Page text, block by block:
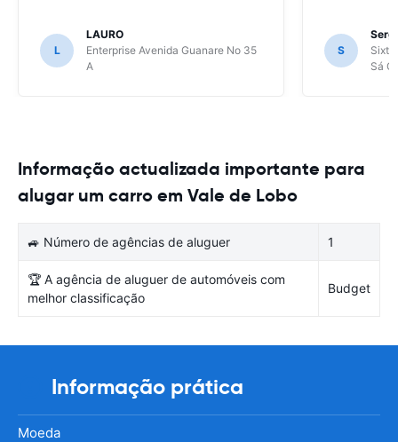
L
LAURO
Enterprise Avenida Guanare No 35
A
S
Sixt
Sá
Informação actualizada importante para
alugar um carro em Vale de Lobo
🚙 Número de agências de aluguer 1
🏆 A agência de aluguer de automóveis com
melhor classificação
Budget
Informação prática
Moeda